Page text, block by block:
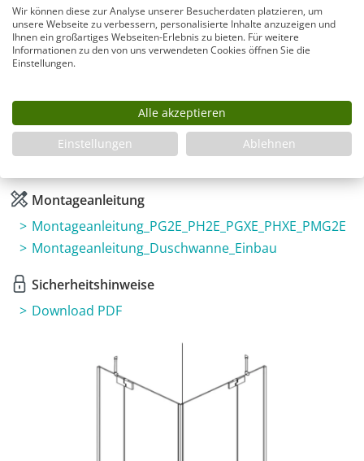
Produkt Anzahl: Gib den gewünschten
In den Warenkorb
Infos
Fragen zum Artikel
Planungshilfe
Montageanleitung
Montageanleitung_PG2E_PH2E_PGXE_PHXE_PMG2E
Montageanleitung_Duschwanne_Einbau
Sicherheitshinweise
Download PDF
Wir können diese zur Analyse unserer Besucherdaten platzieren, um
unsere Webseite zu verbessern, personalisierte Inhalte anzuzeigen und
Ihnen ein großartiges Webseiten-Erlebnis zu bieten. Für weitere
Informationen zu den von uns verwendeten Cookies öffnen Sie die
Einstellungen.
Alle akzeptieren
Einstellungen
Ablehnen